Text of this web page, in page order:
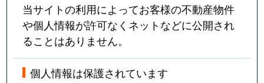
当サイトの利用によってお客様の不動産物件
や個人情報が許可なくネットなどに公開され
ることはありません。
個人情報は保護されています